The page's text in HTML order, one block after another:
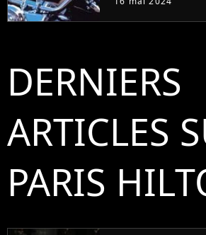
DERNIERS
ARTICLES
PARIS